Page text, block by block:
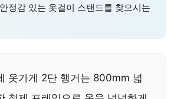
정감 있는 옷걸이 스탠드를 찾으시는
옷가게 2단 행거는 800mm 넓